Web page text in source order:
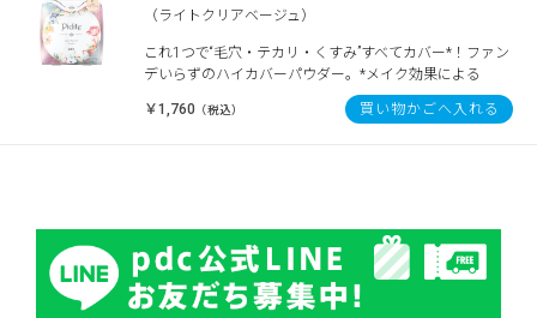
（ライトクリアベージュ）
これ1つで“毛穴・テカリ・くすみ”すべてカバー*！ファン
デいらずのハイカバーパウダー。*メイク効果による
￥1,760 （税込） 買い物かごへ入れる